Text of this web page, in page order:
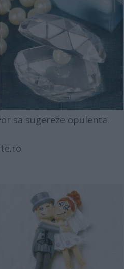
sa sugereze opulenta.